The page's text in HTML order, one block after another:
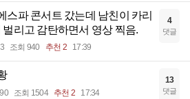
스파 콘서트 갔는데 남친이 카리
벌리고 감탄하면서 영상 찍음.
조회 940 추천 2 17:39
4
댓글
조회 1504 추천 2 17:34
13
댓글